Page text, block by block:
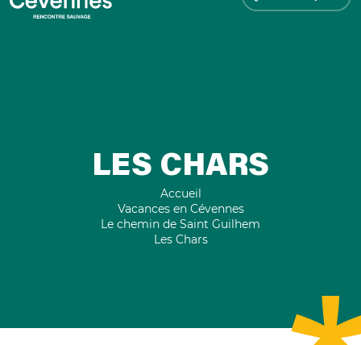
LES CHARS
Accueil
Vacances en Cévennes
Le chemin de Saint Guilhem
Les Chars